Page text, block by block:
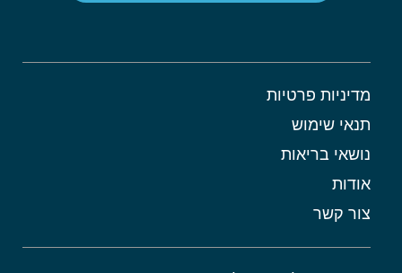
מדיניות פרטיות
תנאי שימוש
נושאי בריאות
אודות
צור קשר